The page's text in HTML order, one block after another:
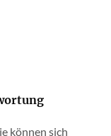
können sich